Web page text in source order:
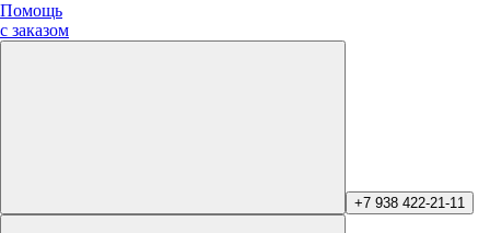
Помощь
с заказом
+7 938 422-21-11